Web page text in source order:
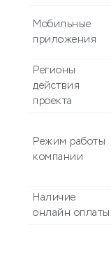
Мобильные
приложения
Регионы
действия
проекта
Режим работы
компании
Наличие
онлайн оплаты